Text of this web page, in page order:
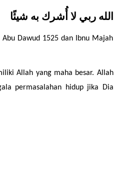
الله ربي لا أُشرك به شيئًا
Abu Dawud 1525 dan Ibnu Majah
Allah yang maha besar. Allah
permasalahan hidup jika Dia